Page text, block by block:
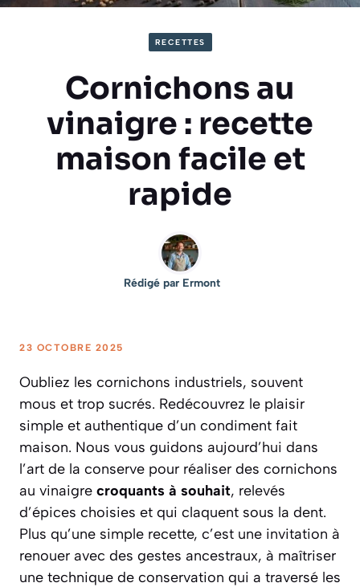
RECETTES
Cornichons au
vinaigre : recette
maison facile et
rapide
Rédigé par Ermont
23 OCTOBRE 2025
Oubliez les cornichons industriels, souvent
mous et trop sucrés. Redécouvrez le plaisir
simple et authentique d’un condiment fait
maison. Nous vous guidons aujourd’hui dans
l’art de la conserve pour réaliser des cornichons
au vinaigre croquants à souhait, relevés
d’épices choisies et qui claquent sous la dent.
Plus qu’une simple recette, c’est une invitation à
renouer avec des gestes ancestraux, à maîtriser
une technique de conservation qui a traversé les